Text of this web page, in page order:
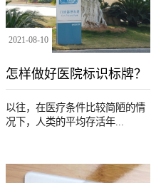
2021-08-10
怎样做好医院标识标牌？
以往，在医疗条件比较简陋的情
况下，人类的平均存活年...